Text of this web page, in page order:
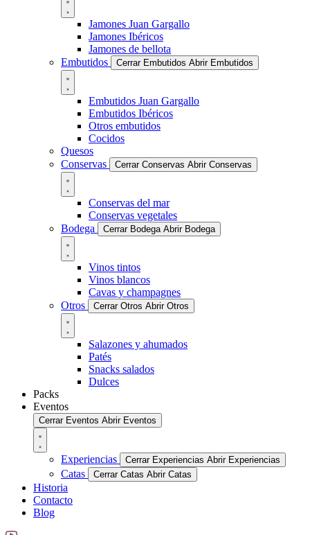
Jamones Juan Gargallo
Jamones Ibéricos
Jamones de bellota
Embutidos
Cerrar Embutidos Abrir Embutidos
Embutidos Juan Gargallo
Embutidos Ibéricos
Otros embutidos
Cocidos
Quesos
Conservas
Cerrar Conservas Abrir Conservas
Conservas del mar
Conservas vegetales
Bodega
Cerrar Bodega Abrir Bodega
Vinos tintos
Vinos blancos
Cavas y champagnes
Otros
Cerrar Otros Abrir Otros
Salazones y ahumados
Patés
Snacks salados
Dulces
Packs
Eventos
Cerrar Eventos Abrir Eventos
Experiencias Cerrar Experiencias Abrir Experiencias
Catas Cerrar Catas Abrir Catas
Historia
Contacto
Blog